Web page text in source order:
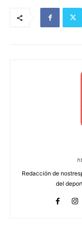
Redacción de
del